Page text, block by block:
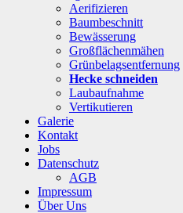
Aerifizieren
Baumbeschnitt
Bewässerung
Großflächenmähen
Grünbelagsentfernung
Hecke schneiden
Laubaufnahme
Vertikutieren
Galerie
Kontakt
Jobs
Datenschutz
AGB
Impressum
Über Uns